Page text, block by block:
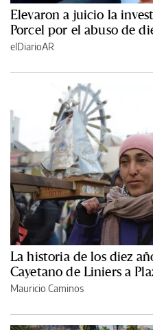
Elevaron a juicio la
Porcel por el abuso de
elDiarioAR
La historia de los diez
Cayetano de Liniers a
Mauricio Caminos